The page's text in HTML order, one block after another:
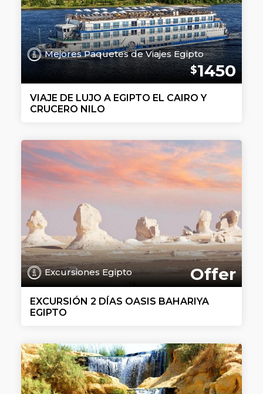
Mejores Paquetes de Viajes Egipto
$1450
VIAJE DE LUJO A EGIPTO EL CAIRO Y
CRUCERO NILO
Excursiones Egipto Offer
EXCURSIÓN 2 DÍAS OASIS BAHARIYA
EGIPTO